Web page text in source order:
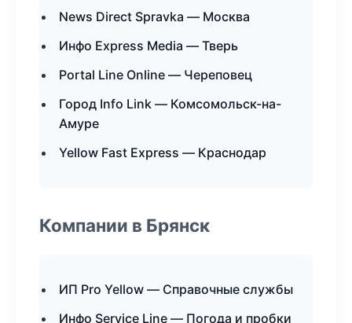
News Direct Spravka — Москва
Инфо Express Media — Тверь
Portal Line Online — Череповец
Город Info Link — Комсомольск-на-
Амуре
Yellow Fast Express — Краснодар
Компании в Брянск
ИП Pro Yellow — Справочные службы
Инфо Service Line — Погода и пробки